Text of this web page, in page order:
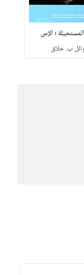
؛ الإس
ب. حلاق